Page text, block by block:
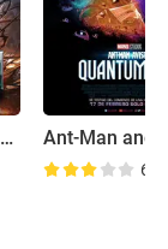
Venom: El Último Baile
6.2